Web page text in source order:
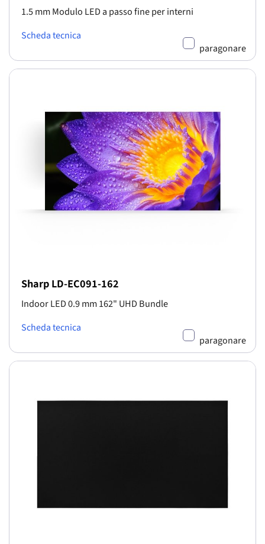
1.5 mm Modulo LED a passo fine per interni
Scheda tecnica
paragonare
Sharp LD-EC091-162
Indoor LED 0.9 mm 162" UHD Bundle
Scheda tecnica
paragonare